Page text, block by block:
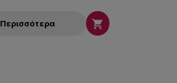
Περισσότερα 